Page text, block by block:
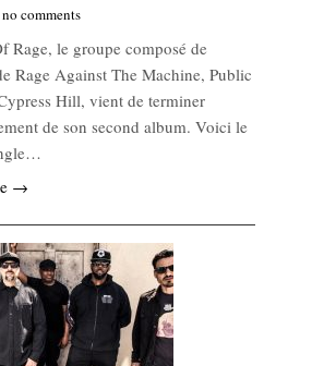
no comments
Rage, le groupe composé de
Rage Against The Machine, Public
Hill, vient de terminer
de son second album. Voici le
→